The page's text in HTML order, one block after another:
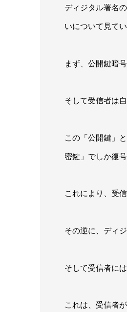
ディジタル署名
いについて見てい
まず、公開鍵暗
そして受信者は
この「公開鍵」
密鍵」でしか復
これにより、受
その逆に、ディ
そして受信者に
これは、受信者